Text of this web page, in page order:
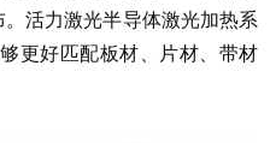
活力激光半导体激光加热系
更好匹配板材、片材、带材